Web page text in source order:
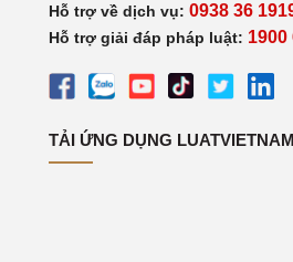
Hỗ trợ về dịch vụ: 0938 36
Hỗ trợ giải đáp pháp luật: 1900
TẢI ỨNG DỤNG LUATVIETNAM